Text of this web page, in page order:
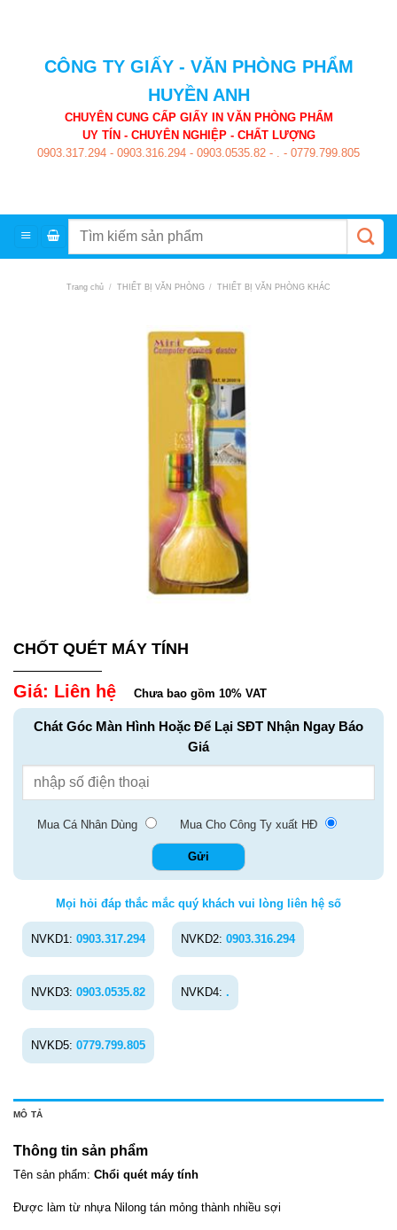
CÔNG TY GIẤY - VĂN PHÒNG PHẨM
HUYỀN ANH
CHUYÊN CUNG CẤP GIẤY IN VĂN PHÒNG PHẨM
UY TÍN - CHUYÊN NGHIỆP - CHẤT LƯỢNG
0903.317.294 - 0903.316.294 - 0903.0535.82 - . - 0779.799.805
Trang chủ / THIẾT BỊ VĂN PHÒNG / THIẾT BỊ VĂN PHÒNG KHÁC
CHỐT QUÉT MÁY TÍNH
Giá: Liên hệ Chưa bao gồm 10% VAT
Chát Góc Màn Hình Hoặc Để Lại SĐT Nhận Ngay Báo
Giá
Mua Cá Nhân Dùng Mua Cho Công Ty xuất HĐ
Mọi hỏi đáp thắc mắc quý khách vui lòng liên hệ số
NVKD1: 0903.317.294 NVKD2: 0903.316.294
NVKD3: 0903.0535.82 NVKD4: .
NVKD5: 0779.799.805
MÔ TẢ
Thông tin sản phẩm
Tên sản phẩm: Chổi quét máy tính
Được làm từ nhựa Nilong tán mỏng thành nhiều sợi